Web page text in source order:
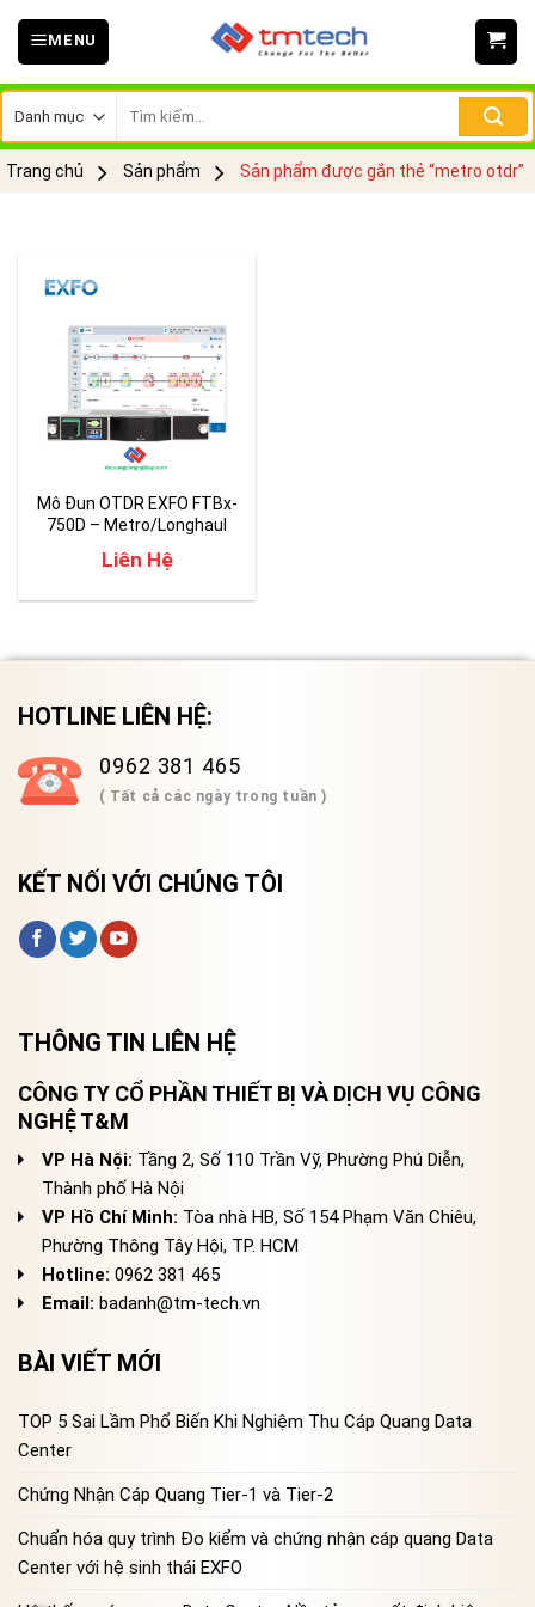
Skip
MENU
kiếm:
Trang chủ Sản phẩm Sản phẩm được gắn thẻ “metro otdr”
Mô Đun OTDR EXFO FTBx-
750D – Metro/Longhaul
Liên Hệ
HOTLINE LIÊN HỆ:
0962 381 465
( Tất cả các ngày trong tuần )
KẾT NỐI VỚI CHÚNG TÔI
THÔNG TIN LIÊN HỆ
CÔNG TY CỔ PHẦN THIẾT BỊ VÀ DỊCH VỤ CÔNG
NGHỆ T&M
VP Hà Nội: Tầng 2, Số 110 Trần Vỹ, Phường Phú Diễn,
Thành phố Hà Nội
VP Hồ Chí Minh: Tòa nhà HB, Số 154 Phạm Văn Chiêu,
Phường Thông Tây Hội, TP. HCM
Hotline: 0962 381 465
Email: badanh@tm-tech.vn
BÀI VIẾT MỚI
TOP 5 Sai Lầm Phổ Biến Khi Nghiệm Thu Cáp Quang Data
Center
Chứng Nhận Cáp Quang Tier-1 và Tier-2
Chuẩn hóa quy trình Đo kiểm và chứng nhận cáp quang Data
Center với hệ sinh thái EXFO